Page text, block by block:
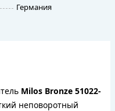
Германия
Milos Bronze 51022-
неповоротный